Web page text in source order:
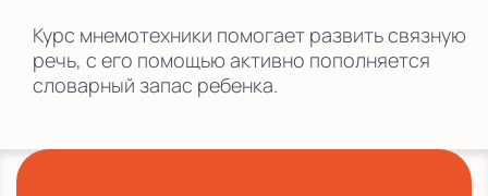
Курс мнемотехники помогает развить связную
речь, с его помощью активно пополняется
словарный запас ребенка.